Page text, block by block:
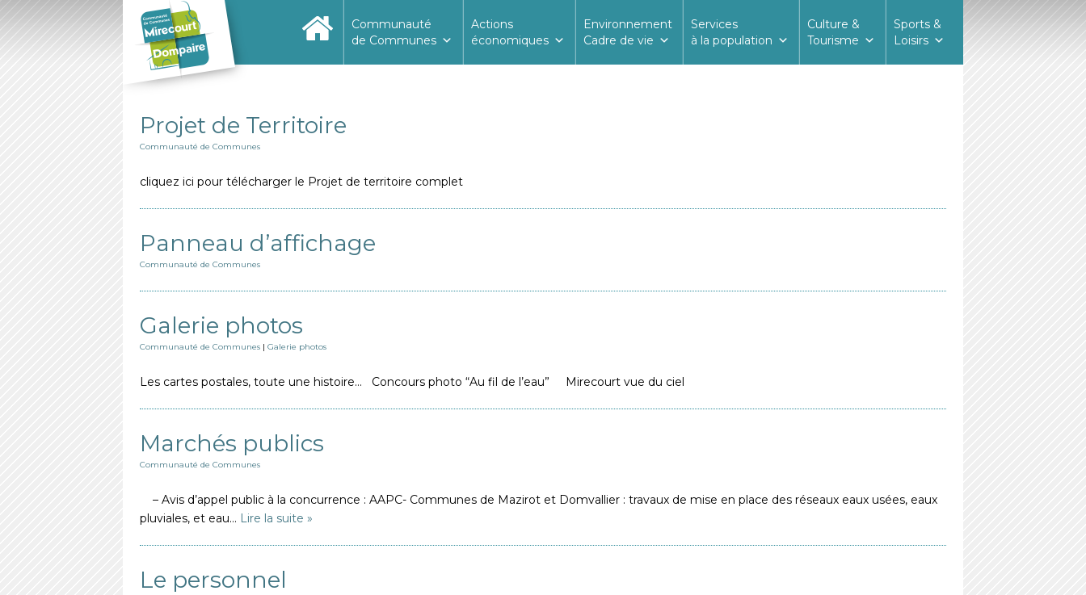
Communauté
de Communes
Actions
économiques
Environnement
Cadre de vie
Services
à la population
Culture &
Tourisme
Sports &
Loisirs
Projet de Territoire
Communauté de Communes
cliquez ici pour télécharger le Projet de territoire complet
Panneau d’affichage
Communauté de Communes
Galerie photos
Communauté de Communes | Galerie photos
Les cartes postales, toute une histoire… Concours photo “Au fil de l’eau” Mirecourt vue du ciel
Marchés publics
Communauté de Communes
– Avis d’appel public à la concurrence : AAPC- Communes de Mazirot et Domvallier : travaux de mise en place des réseaux eaux usées, eaux
pluviales, et eau… Lire la suite »
Le personnel